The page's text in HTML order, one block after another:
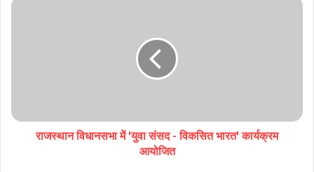
राजस्थान विधानसभा में 'युवा संसद - विकसित भारत' कार्यक्रम
आयोजित